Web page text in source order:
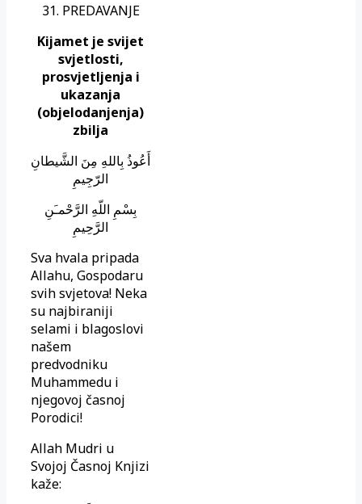
31. PREDAVANJE
Kijamet je svijet
svjetlosti,
prosvjetljenja i
ukazanja
(objelodanjenja)
zbilja
أَعُوذُ بِاللهِ مِنَ الشَّيطانِ
الرّجِيمِ
بِسْمِ اللّهِ الرَّحْمـَنِ
الرَّحِيمِ
Sva hvala pripada
Allahu, Gospodaru
svih svjetova! Neka
su najbiraniji
selami i blagoslovi
našem
predvodniku
Muhammedu i
njegovoj časnoj
Porodici!
Allah Mudri u
Svojoj Časnoj Knjizi
kaže: